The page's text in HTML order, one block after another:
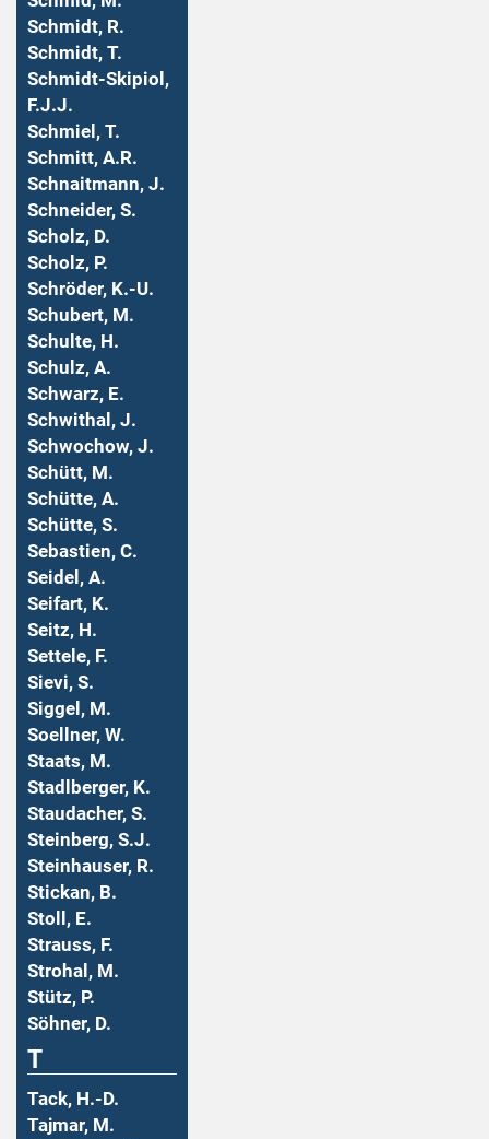
Schmidt, R.
Schmidt, T.
Schmidt-Skipiol,
F.J.J.
Schmiel, T.
Schmitt, A.R.
Schnaitmann, J.
Schneider, S.
Scholz, D.
Scholz, P.
Schröder, K.-U.
Schubert, M.
Schulte, H.
Schulz, A.
Schwarz, E.
Schwithal, J.
Schwochow, J.
Schütt, M.
Schütte, A.
Schütte, S.
Sebastien, C.
Seidel, A.
Seifart, K.
Seitz, H.
Settele, F.
Sievi, S.
Siggel, M.
Soellner, W.
Staats, M.
Stadlberger, K.
Staudacher, S.
Steinberg, S.J.
Steinhauser, R.
Stickan, B.
Stoll, E.
Strauss, F.
Strohal, M.
Stütz, P.
Söhner, D.
T
Tack, H.-D.
Tajmar, M.